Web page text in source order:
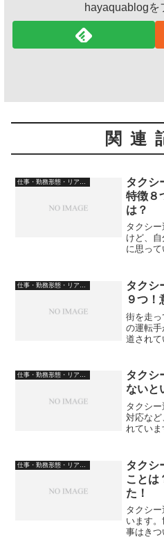
hayaquablogを
関連
タクシ
特徴８
は？
タクシ
けど、
に思っ
転手に
いと思
仕事・勤務形態・リアルな日常
タクシ
９つ！
街を走
の運転
道されて
ろどう
者がタ
仕事・勤務形態・リアルな日常
タクシ
ないと
タクシ
対応など
れていま
いけな
強くな
タクシ
ことは
た！
タクシ
います
事はき